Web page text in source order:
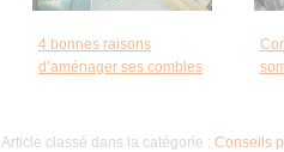
4 bonnes raisons
d’aménager ses combles
Article classé dans la catégorie : Conseils